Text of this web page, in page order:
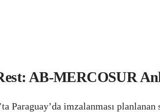
AB-MERCOSUR
imzalanması